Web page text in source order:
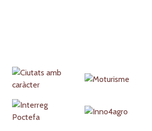
Partners